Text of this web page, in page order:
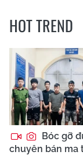
HOT TREND
Bóc gỡ
chuyên bán ma